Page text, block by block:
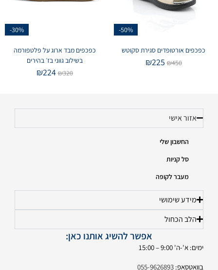
-50%
כפכפים אורטופדים סגירת סקוטש
₪450
₪225
-30%
כפכפים מבד ארוג על פלטפורמה
בשילוב גווני בז׳ בהירים
₪320
₪224
אזור אישי
החשבון שלי
סל קניות
מעבר לקופה
מידע שימושי
הלב הכחול
אפשר להשיג אותנו כאן:
ימים: א'-ה' 9:00 – 15:00
בוואטסאפ: 055-9626893